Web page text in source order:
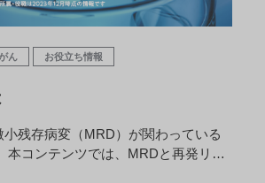
ん お役立ち情報
残存病変（MRD）が関わっている
本コンテンツでは、MRDと再発リ…